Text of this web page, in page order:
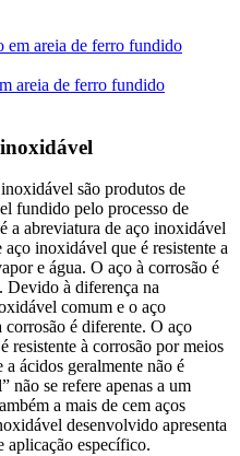
areia de ferro fundido
são produtos de
fundido pelo processo de
a abreviatura de aço inoxidável
inoxidável que é resistente a
e água. O aço à corrosão é
Devido à diferença na
comum e o aço
corrosão é diferente. O aço
resistente à corrosão por meios
ácidos geralmente não é
não se refere apenas a um
a mais de cem aços
desenvolvido apresenta
aplicação específico.